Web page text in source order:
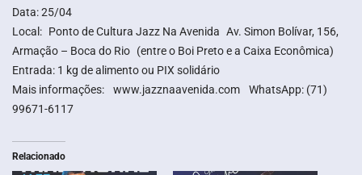
Data: 25/04
Local: Ponto de Cultura Jazz Na Avenida Av. Simon Bolívar, 156,
Armação – Boca do Rio (entre o Boi Preto e a Caixa Econômica)
Entrada: 1 kg de alimento ou PIX solidário
Mais informações: www.jazznaavenida.com WhatsApp: (71)
99671-6117
Relacionado